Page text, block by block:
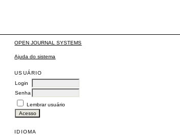
OPEN JOURNAL SYSTEMS
Ajuda do sistema
USUÁRIO
Login
Senha
Lembrar usuário
IDIOMA